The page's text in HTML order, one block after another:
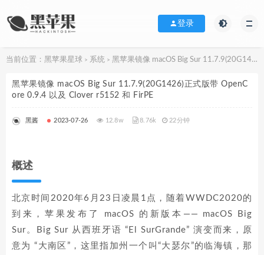
登录
当前位置： 黑苹果星球 > 系统 > 黑苹果镜像 macOS Big Sur 11.7.9(20G1426)正式版带 OpenCore 0.9.4 以及 Clover r5152 和 FirPE
黑苹果镜像 macOS Big Sur 11.7.9(20G1426)正式版带 OpenC
ore 0.9.4 以及 Clover r5152 和 FirPE
黑酱 2023-07-26 12.8w 8.76k 22分钟
概述
北京时间2020年6月23日凌晨1点，随着WWDC2020的
到来，苹果发布了 macOS 的新版本—— macOS Big
Sur。Big Sur 从西班牙语 “El SurGrande” 演变而来，原
意为 “大南区”，这里指加州一个叫“大瑟尔”的临海镇，那